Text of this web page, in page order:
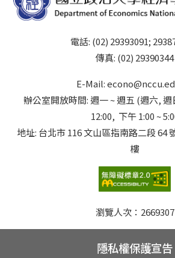
電話: (02) 29393091;
傳真: (02) 29390344
E-Mail:
辦公室開放時間: 週一 ~ 週五 (週六, 週
12:00, 下午 1:00 ~
地址: 台北市 116 文山區指南路二段
樓
瀏覽人次： 2669307
隱私權保護宣告